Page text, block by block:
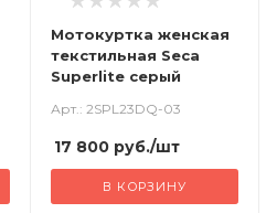
Мотокуртка женская
текстильная Seca
Superlite серый
Арт.: 2SPL23DQ-03
17 800руб./шт
В КОРЗИНУ